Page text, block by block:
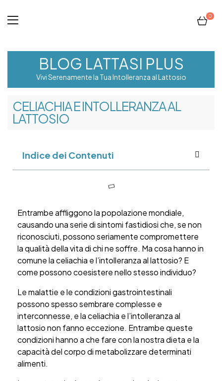
0
BLOG LATTASI PLUS
Vivi Serenamente la Tua Intolleranza al Lattosio
CELIACHIA E INTOLLERANZA AL
LATTOSIO
Indice dei Contenuti
Entrambe affliggono la popolazione mondiale,
causando una serie di sintomi fastidiosi che, se non
riconosciuti, possono seriamente compromettere
la qualità della vita di chi ne soffre. Ma cosa hanno in
comune la celiachia e l’intolleranza al lattosio? E
come possono coesistere nello stesso individuo?
Le malattie e le condizioni gastrointestinali
possono spesso sembrare complesse e
interconnesse, e la celiachia e l’intolleranza al
lattosio non fanno eccezione. Entrambe queste
condizioni hanno a che fare con la nostra dieta e la
capacità del corpo di metabolizzare determinati
alimenti.